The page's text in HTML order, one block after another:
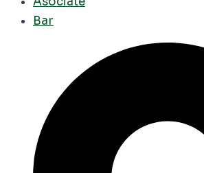
Bar